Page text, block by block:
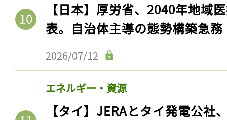
【日本】厚労省、2040年地域
表。自治体主導の態勢構築急務
2026/07/12
エネルギー・資源
【タイ】JERAとタイ発電公社
ログイン
会員登録